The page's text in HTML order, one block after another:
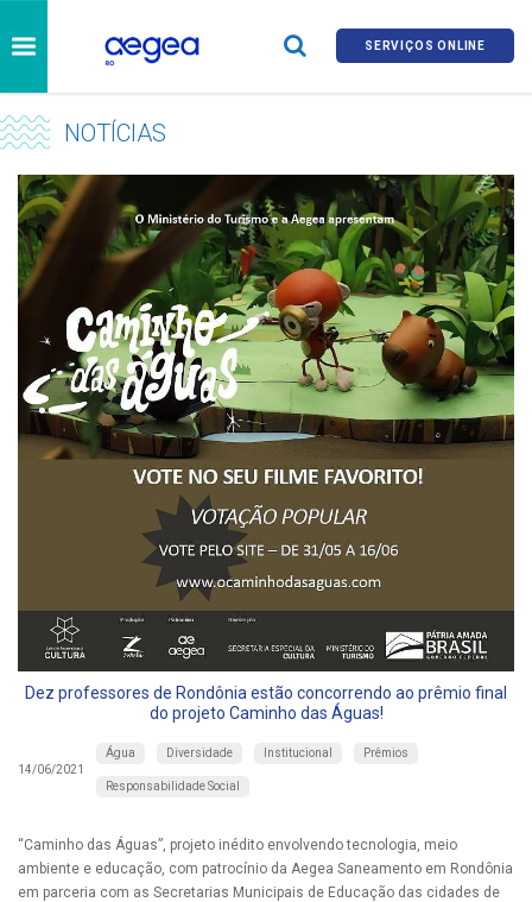
SERVIÇOS ONLINE
NOTÍCIAS
Dez professores de Rondônia estão concorrendo ao prêmio final
do projeto Caminho das Águas!
14/06/2021
Água Diversidade Institucional Prêmios
Responsabilidade Social
“Caminho das Águas”, projeto inédito envolvendo tecnologia, meio
ambiente e educação, com patrocínio da Aegea Saneamento em Rondônia
em parceria com as Secretarias Municipais de Educação das cidades de